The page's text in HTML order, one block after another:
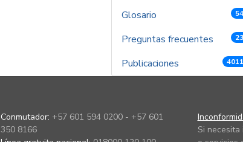
Glosario
Preguntas frecuentes
Publicaciones
Conmutador: +57 601 594 0200 - +57 601
350 8166
Si